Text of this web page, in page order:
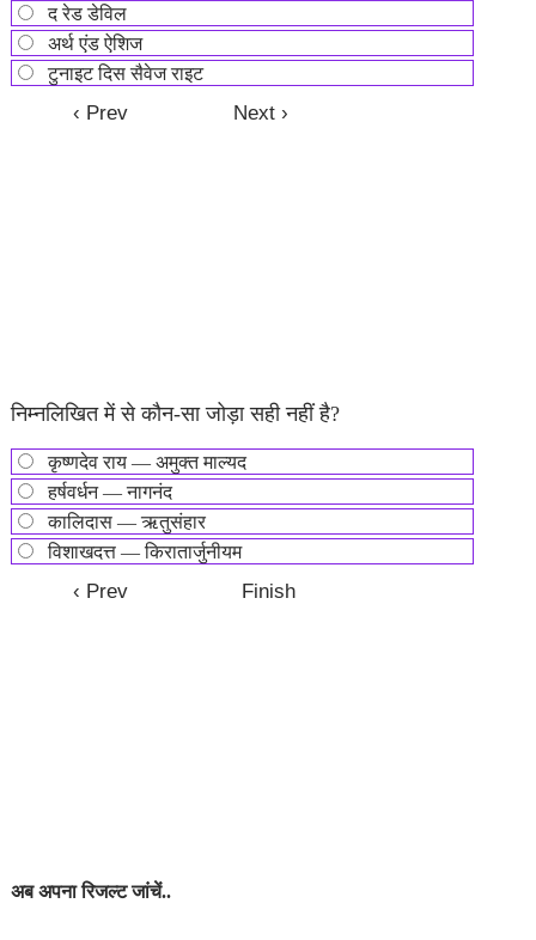
द रेड डेविल
अर्थ एंड ऐशिज
टुनाइट दिस सैवेज राइट
निम्नलिखित में से कौन-सा जोड़ा सही नहीं है?
कृष्णदेव राय — अमुक्त माल्यद
हर्षवर्धन — नागनंद
कालिदास — ऋतुसंहार
विशाखदत्त — किरातार्जुनीयम
अब अपना रिजल्ट जांचें..